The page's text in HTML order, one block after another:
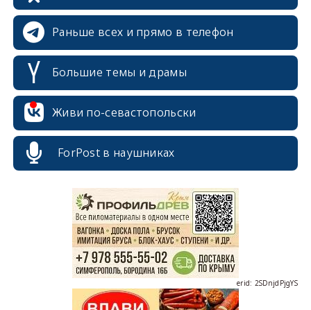
Раньше всех и прямо в телефон
Большие темы и драмы
Живи по-севастопольски
ForPost в наушниках
erid: 2SDnjdPjgYS